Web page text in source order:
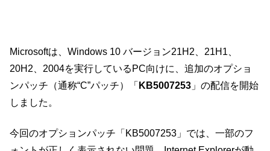
Microsoftは、Windows 10 バージョン21H2、21H1、
20H2、2004を実行しているPC向けに、追加のオプショ
ンパッチ（通称“C”パッチ）「 KB5007253 」の配信を開始
しました。
今回のオプションパッチ「KB5007253」では、一部のフ